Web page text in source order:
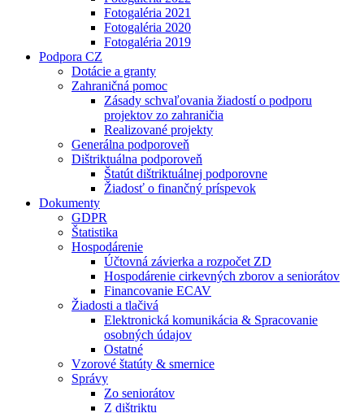
Fotogaléria 2021
Fotogaléria 2020
Fotogaléria 2019
Podpora CZ
Dotácie a granty
Zahraničná pomoc
Zásady schvaľovania žiadostí o podporu
projektov zo zahraničia
Realizované projekty
Generálna podporoveň
Dištriktuálna podporoveň
Štatút dištriktuálnej podporovne
Žiadosť o finančný príspevok
Dokumenty
GDPR
Štatistika
Hospodárenie
Účtovná závierka a rozpočet ZD
Hospodárenie cirkevných zborov a seniorátov
Financovanie ECAV
Žiadosti a tlačivá
Elektronická komunikácia & Spracovanie
osobných údajov
Ostatné
Vzorové štatúty & smernice
Správy
Zo seniorátov
Z dištriktu